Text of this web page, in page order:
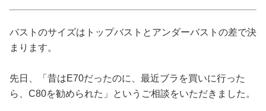
占い
性と愛
バストのサイズはトップバストとアンダーバストの差で決
まります。
先日、「昔はE70だったのに、最近ブラを買いに行った
ら、C80を勧められた」というご相談をいただきました。